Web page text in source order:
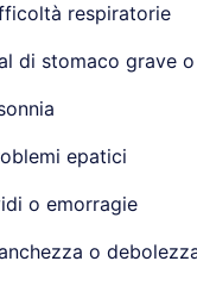
respiratorie
di stomaco grave
epatici
o emorragie
o